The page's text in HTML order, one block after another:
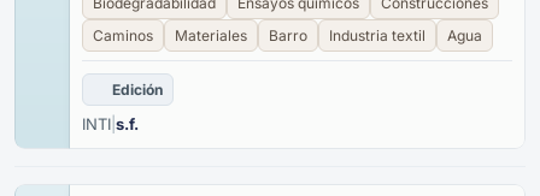
Caminos
Materiales Barro Industria textil Agua
Edición
INTI s.f.